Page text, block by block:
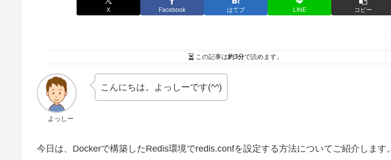
X Facebook はてブ LINE コピー
この記事は約3分で読めます。
よっしー
こんにちは。よっしーです(^^)
今日は、Dockerで構築したRedis環境でredis.confを設定する方法についてご紹介します。